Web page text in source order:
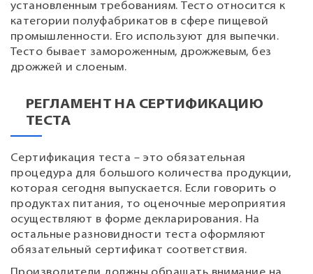
установленным требованиям. Тесто относится к
категории полуфабрикатов в сфере пищевой
промышленности. Его используют для выпечки.
Тесто бывает замороженным, дрожжевым, без
дрожжей и слоеным.
РЕГЛАМЕНТ НА СЕРТИФИКАЦИЮ
ТЕСТА
Сертификация теста – это обязательная
процедура для большого количества продукции,
которая сегодня выпускается. Если говорить о
продуктах питания, то оценочные мероприятия
осуществляют в форме декларирования. На
остальные разновидности теста оформляют
обязательный сертификат соответствия.